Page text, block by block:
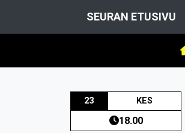
SEURAN ETUSIVU
23 KES
18.00